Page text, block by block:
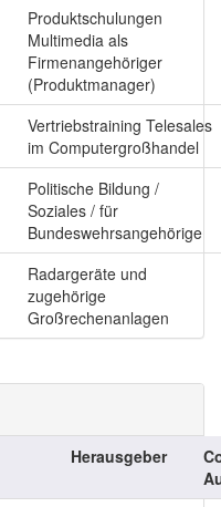
Produktschulungen
Multimedia als
Firmenangehöriger
(Produktmanager)
Vertriebstraining Telesales
im Computergroßhandel
Politische Bildung /
Soziales / für
Bundeswehrsangehörige
Radargeräte und
zugehörige
Großrechenanlagen
Herausgeber